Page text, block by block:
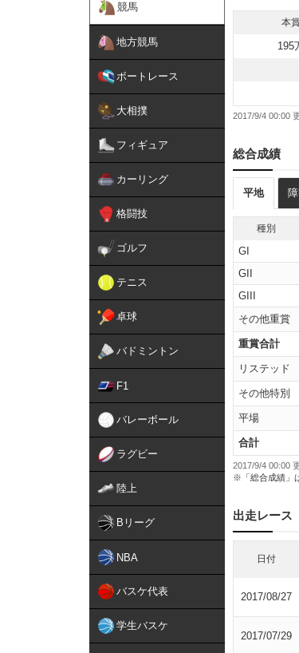
競馬
地方競馬
ボートレース
大相撲
フィギュア
カーリング
格闘技
ゴルフ
テニス
卓球
バドミントン
F1
バレーボール
ラグビー
陸上
Bリーグ
NBA
バスケ代表
学生バスケ
本
195
2017/9/4 00:00
総合成績
平地
種別
GI
GII
GIII
その他重賞
重賞合計
リステッド
その他特別
平場
合計
2017/9/4 00:00
※「総合成績」
出走レース
日付
2017/08/27
2017/07/29